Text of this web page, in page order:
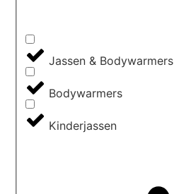
Jassen & Bodywarmers
Bodywarmers
Kinderjassen